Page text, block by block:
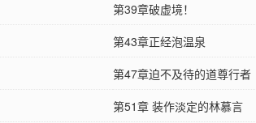
第39章破虚境！
第43章正经泡温泉
第47章迫不及待的道尊行者
第51章 装作淡定的林慕言